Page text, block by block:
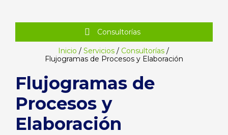
Consultorías
Inicio / Servicios/ Consultorías/
Flujogramas de Procesos y Elaboración
Flujogramas de
Procesos y
Elaboración